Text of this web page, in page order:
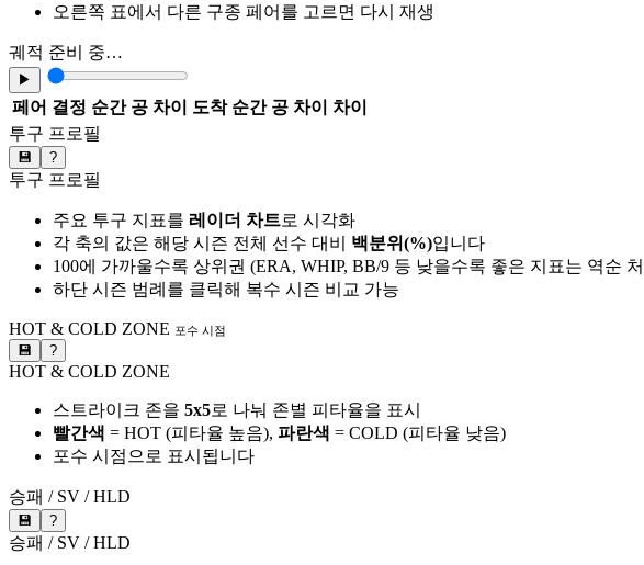
오른쪽 표에서 다른 구종 페어를 고르면 다시 재생
궤적 준비 중…
▶
페어 결정 순간 공 차이 도착 순간 공 차이
차이
투구 프로필
💾 ?
투구 프로필
주요 투구 지표를 레이더 차트로 시각화
각 축의 값은 해당 시즌 전체 선수 대비 백분위(%)입니다
100에 가까울수록 상위권 (ERA, WHIP, BB/9 등 낮을수록 좋은 지표는 역순
하단 시즌 범례를 클릭해 복수 시즌 비교 가능
HOT & COLD ZONE 포수 시점
💾 ?
HOT & COLD ZONE
스트라이크 존을 5x5로 나눠 존별 피타율을 표시
빨간색 = HOT (피타율 높음), 파란색 = COLD (피타율 낮음)
포수 시점으로 표시됩니다
승패 / SV / HLD
💾 ?
승패 / SV / HLD